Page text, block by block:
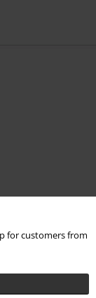
for customers from